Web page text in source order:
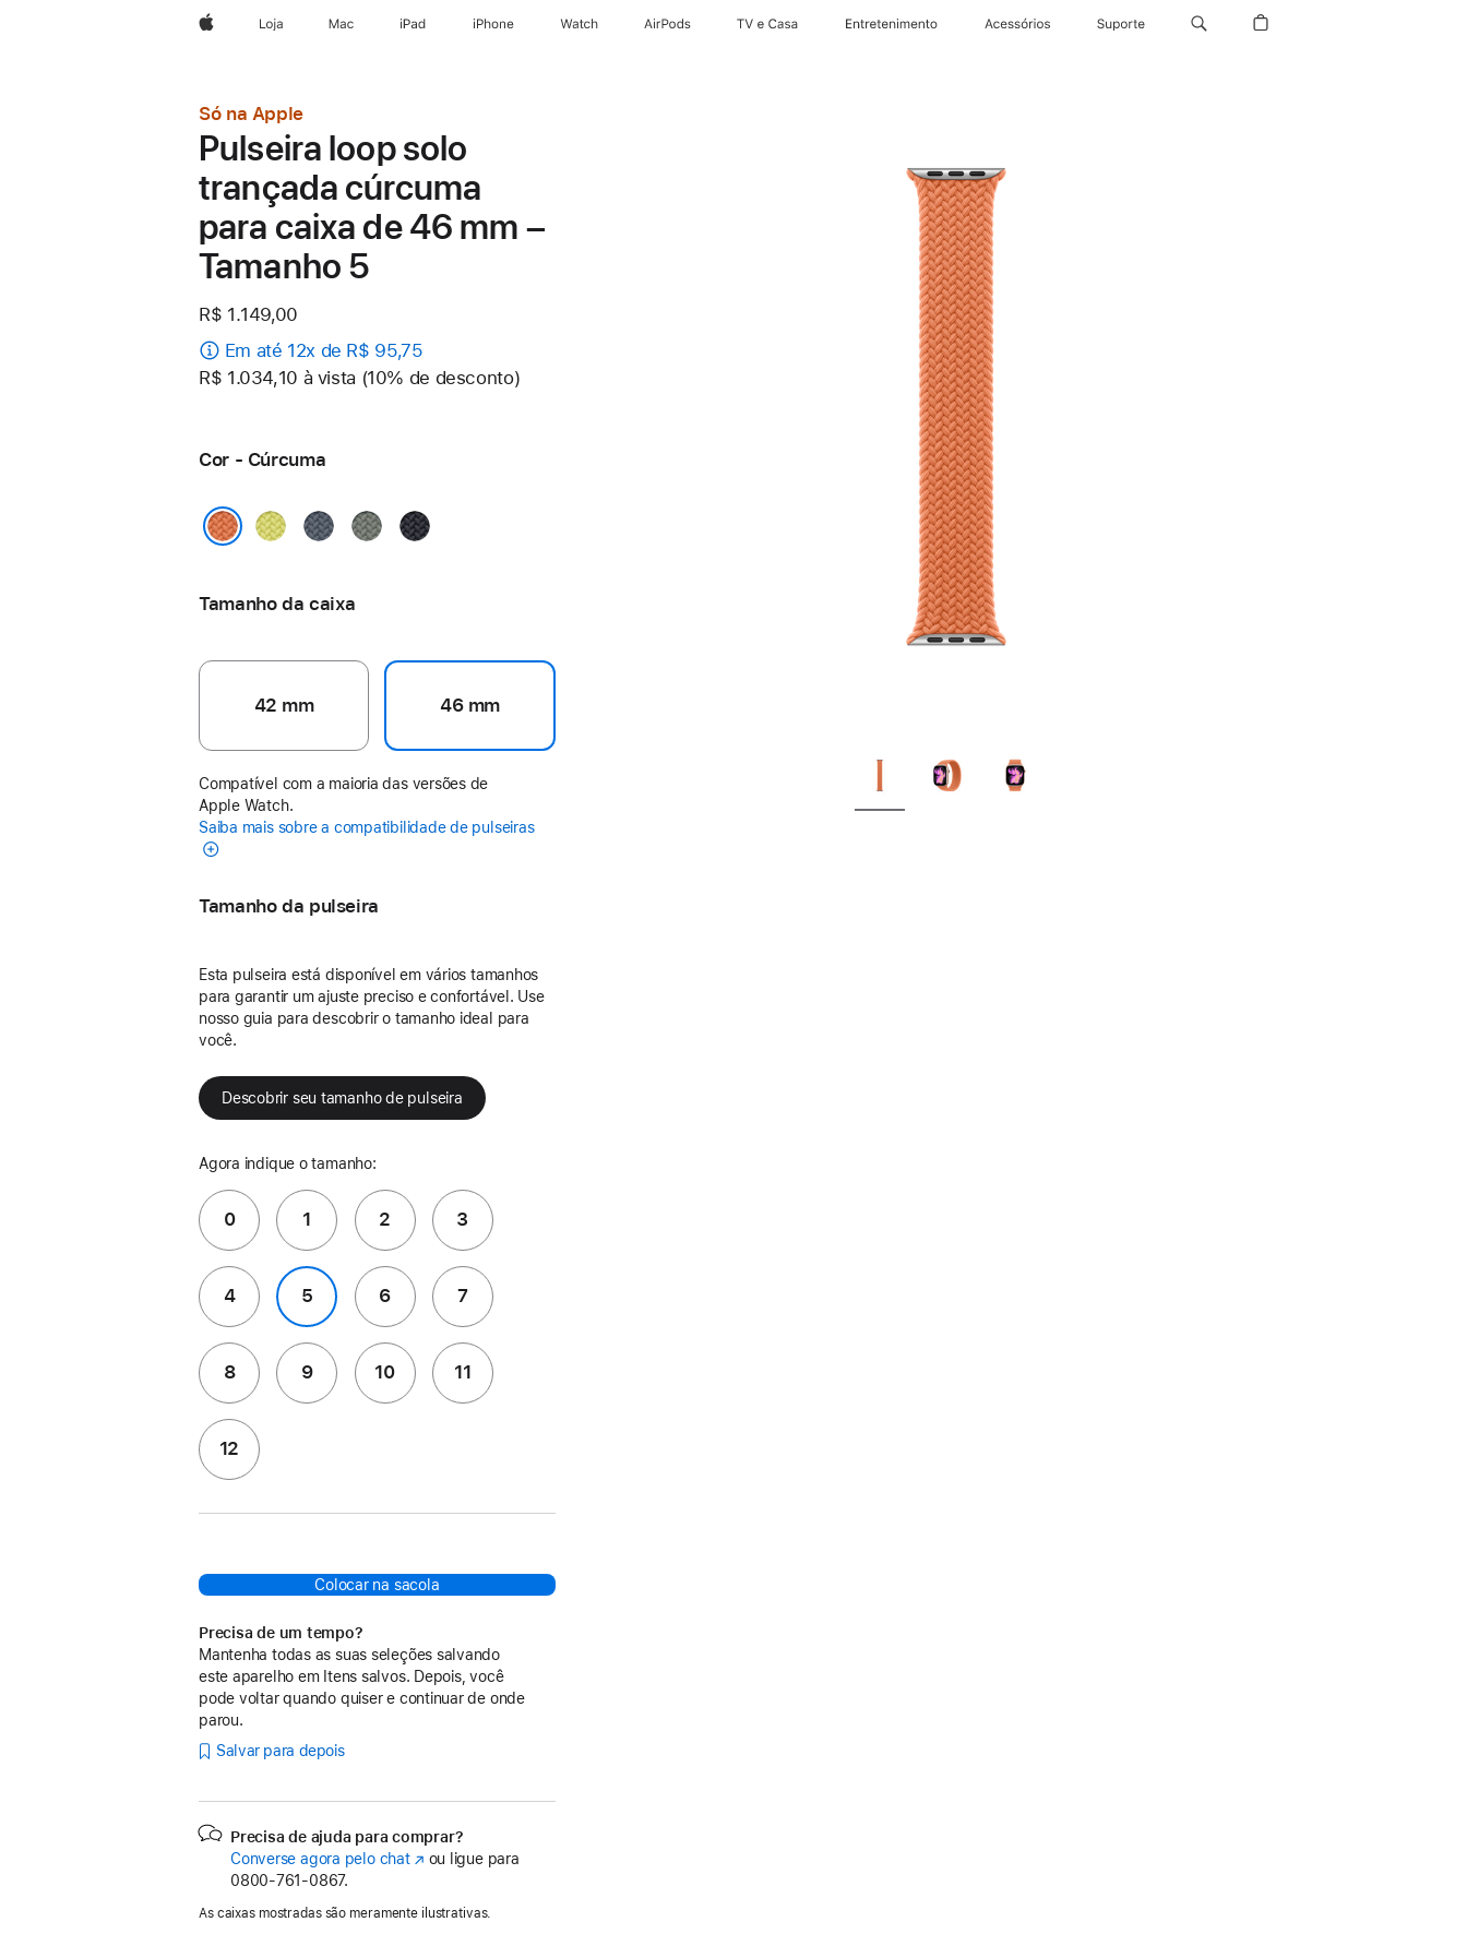
AppleLoja Mac iPad iPhone Apple Watch AirPods TV e Casa Entretenimento Acessórios Suporte
Só na Apple
Pulseira loop solo
trançada cúrcuma
para caixa de 46 mm –
Tamanho 5
R$ 1.149,00
Em até 12x de R$ 95,75
R$ 1.034,10 à vista (10% de desconto)
Cor - Cúrcuma
Amarelo-
Azul-
Cinza-Meia-
Tamanho da caixa
42 mm 46 mm
Compatível com a maioria das versões de
Apple Watch.
Saiba mais sobre a compatibilidade de pulseiras
Tamanho da pulseira
Esta pulseira está disponível em vários tamanhos
para garantir um ajuste preciso e confortável. Use
nosso guia para descobrir o tamanho ideal para
você.
Descobrir seu tamanho de pulseira
Agora indique o tamanho:
0 1 2 3
4 5 6 7
8 9 10 11
12
Colocar na sacola
Precisa de um tempo?
Mantenha todas as suas seleções salvando
este aparelho em Itens salvos. Depois, você
pode voltar quando quiser e continuar de onde
parou.
Salvar para depois
Precisa de ajuda para comprar?
Converse agora pelo chat(o
em
ou ligue para
0800-761-0867.
As caixas mostradas são meramente ilustrativas.